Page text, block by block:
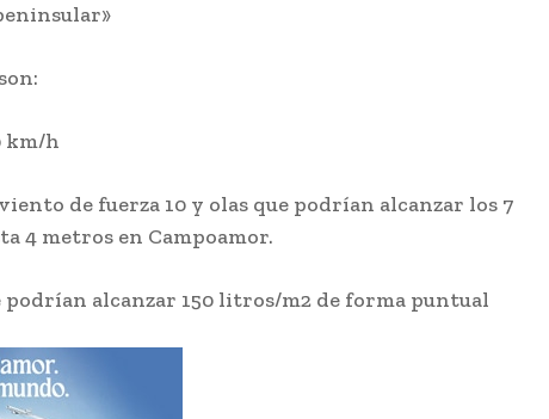
km/h
de fuerza 10 y olas que podrían alcanzar los 7
4 metros en Campoamor.
alcanzar 150 litros/m2 de forma puntual